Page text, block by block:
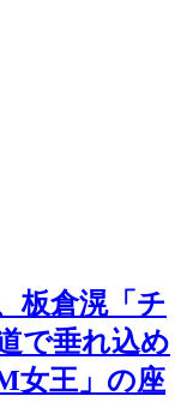
板倉滉「チ
で垂れ込め
女王」の座